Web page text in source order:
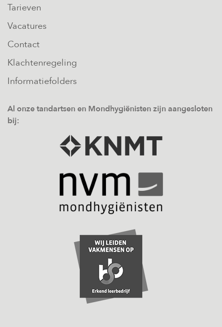
Tarieven
Vacatures
Contact
Klachtenregeling
Informatiefolders
Al onze tandartsen en Mondhygiënisten zijn aangesloten
bij: